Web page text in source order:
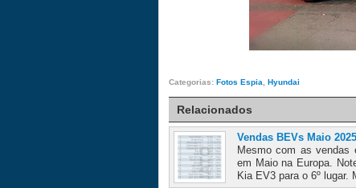
Categorias: Fotos Espia Hyundai
Relacionados
Vendas BEVs Maio
Mesmo com as vendas
em Maio na Europa.
Kia EV3 para o 6º lugar.